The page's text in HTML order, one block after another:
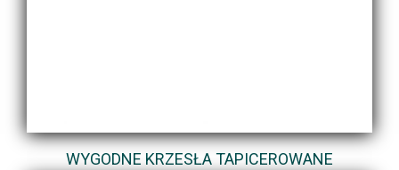
WYGODNE KRZESŁA TAPICEROWANE